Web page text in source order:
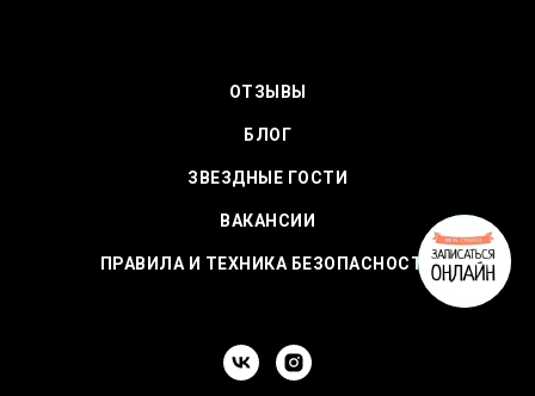
ОТЗЫВЫ
БЛОГ
ЗВЕЗДНЫЕ ГОСТИ
ВАКАНСИИ
ПРАВИЛА И ТЕХНИКА БЕЗОПАСНОСТИ